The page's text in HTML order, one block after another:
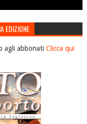
EDIZIONE
agli abbonati Clicca qui